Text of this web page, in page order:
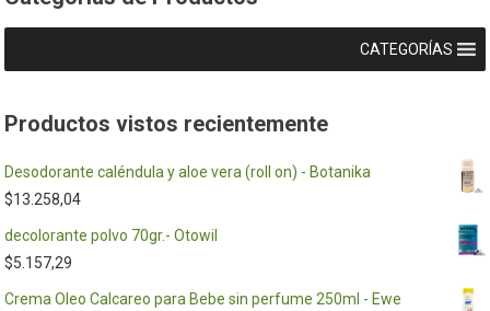
CATEGORÍAS
Productos vistos recientemente
Desodorante caléndula y aloe vera (roll on) - Botanika
$13.258,04
decolorante polvo 70gr.- Otowil
$5.157,29
Crema Oleo Calcareo para Bebe sin perfume 250ml - Ewe